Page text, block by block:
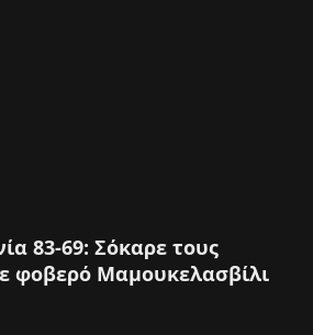
83-69: Σόκαρε τους
φοβερό Μαμουκελασβίλι